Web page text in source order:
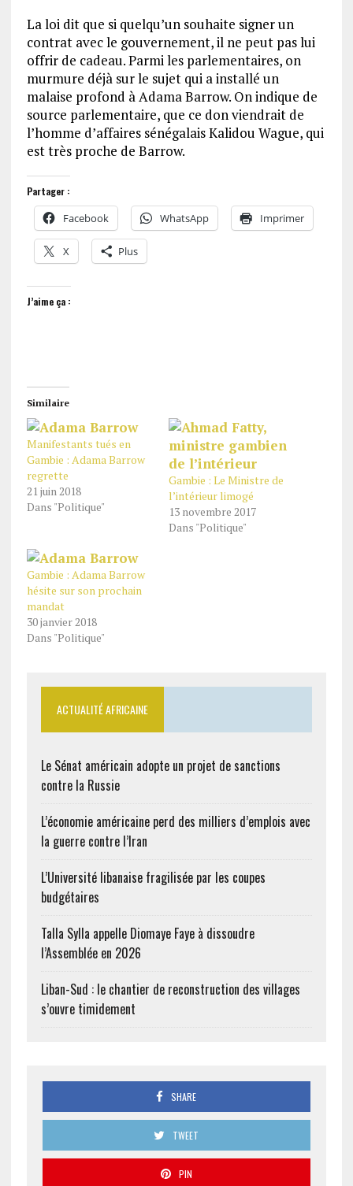
La loi dit que si quelqu’un souhaite signer un
contrat avec le gouvernement, il ne peut pas lui
offrir de cadeau. Parmi les parlementaires, on
murmure déjà sur le sujet qui a installé un
malaise profond à Adama Barrow. On indique de
source parlementaire, que ce don viendrait de
l’homme d’affaires sénégalais Kalidou Wague, qui
est très proche de Barrow.
Partager :
Facebook WhatsApp Imprimer
X Plus
J’aime ça :
Similaire
Manifestants tués en
Gambie : Adama Barrow
regrette
21 juin 2018
Dans "Politique"
Gambie : Le Ministre de
l’intérieur limogé
13 novembre 2017
Dans "Politique"
Gambie : Adama Barrow
hésite sur son prochain
mandat
30 janvier 2018
Dans "Politique"
ACTUALITÉ AFRICAINE
Le Sénat américain adopte un projet de sanctions
contre la Russie
L’économie américaine perd des milliers d’emplois avec
la guerre contre l’Iran
L’Université libanaise fragilisée par les coupes
budgétaires
Talla Sylla appelle Diomaye Faye à dissoudre
l’Assemblée en 2026
Liban-Sud : le chantier de reconstruction des villages
s’ouvre timidement
SHARE
TWEET
PIN